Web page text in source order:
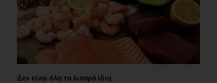
Δεν είναι όλα τα λιπαρά ίδια;